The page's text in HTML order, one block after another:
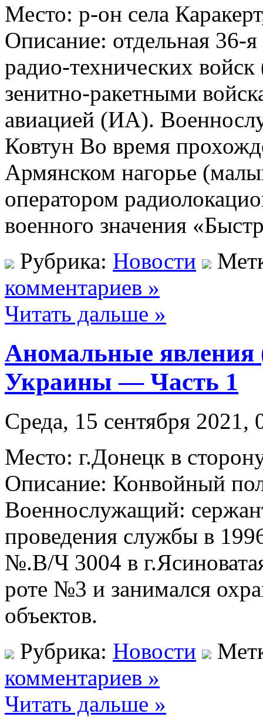
Место: р-он села
Описание: отдельная 36-
радио-технических
зенитно-ракетными
авиацией (ИА).
Ковтун Во время
Армянском нагорье
оператором
военного значения
Рубрика: Новости
комментариев »
Читать дальше »
Аномальные явления
Украины — Часть 1
Среда, 15 сентября 2021,
Место: г.Донецк в
Описание: Конвойный
Военнослужащий:
проведения службы в
№.В/Ч 3004 в
роте №3 и занимался
объектов.
Рубрика: Новости
комментариев »
Читать дальше »